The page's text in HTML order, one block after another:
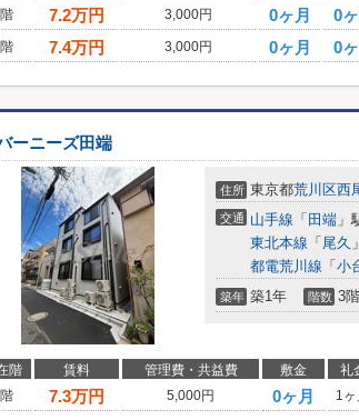
7.2万円 3,000円 0ヶ月 0
7.4万円 3,000円 0ヶ月 0
ーニーズ田端
住所 東京都荒川区西
交通 山手線 「 田端 」
東北本線 「 尾久
都電荒川線 「 小
築年 築1年 階数 3
階 賃料 管理費・共益費 敷金 礼
7.3万円 5,000円 0ヶ月 1ヶ